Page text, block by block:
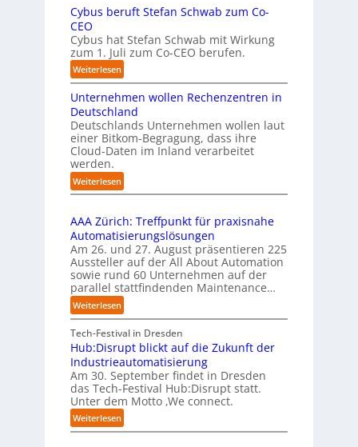
u
d
i
e
I
p
l
e
m
e
n
t
i
r
u
n
g
a
n
“
-
o
m
m
i
i
o
n
t
a
t
e
t
B
i
e
t
e
r
v
e
r
f
a
h
r
e
Cybus beruft Stefan Schwab zum Co-
CEO
Cybus hat Stefan Schwab mit Wirkung
zum 1. Juli zum Co-CEO berufen.
Weiterlesen:
C
y
b
u
s
b
r
u
t
S
t
e
f
a
n
S
h
w
a
b
z
u
m
C
Unternehmen wollen Rechenzentren in
Deutschland
Deutschlands Unternehmen wollen laut
einer Bitkom-Begragung, dass ihre
Cloud-Daten im Inland verarbeitet
werden.
Weiterlesen:
U
t
e
r
n
e
h
m
e
n
w
o
l
l
e
n
R
AAA Zürich: Treffpunkt für praxisnahe
Automatisierungslösungen
Am 26. und 27. August präsentieren 225
Aussteller auf der All About Automation
sowie rund 60 Unternehmen auf der
parallel stattfindenden Maintenance…
Weiterlesen:
A
A
A
Z
ü
r
i
c
h
Tech-Festival in Dresden
Hub:Disrupt blickt auf die Zukunft der
Industrieautomatisierung
Am 30. September findet in Dresden
das Tech-Festival Hub:Disrupt statt.
Unter dem Motto ‚We connect.
Weiterlesen:
H